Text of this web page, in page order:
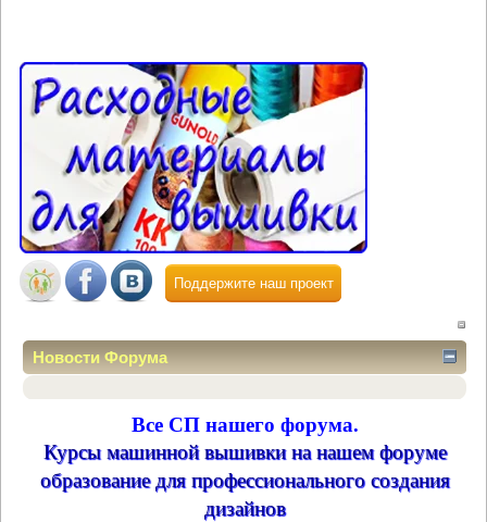
Поддержите наш проект
Новости Форума
Все СП нашего форума.
Курсы машинной вышивки на нашем форуме
образование для профессионального создания
дизайнов